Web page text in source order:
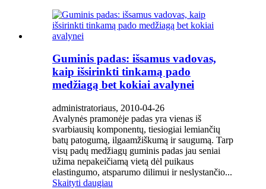
Guminis padas: išsamus vadovas,
kaip išsirinkti tinkamą pado
medžiagą bet kokiai avalynei
administratoriaus, 2010-04-26
Avalynės pramonėje padas yra vienas iš
svarbiausių komponentų, tiesiogiai lemiančių
batų patogumą, ilgaamžiškumą ir saugumą. Tarp
visų padų medžiagų guminis padas jau seniai
užima nepakeičiamą vietą dėl puikaus
elastingumo, atsparumo dilimui ir neslystančio...
Skaityti daugiau